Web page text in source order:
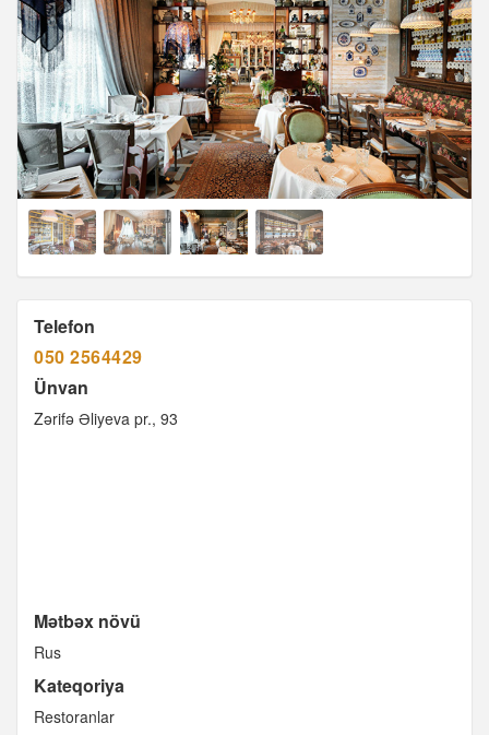
Telefon
050 2564429
Ünvan
Zərifə Əliyeva pr., 93
Mətbəx növü
Rus
Kateqoriya
Restoranlar